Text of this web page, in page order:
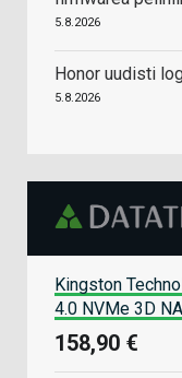
5.8.2026
Honor uudisti
5.8.2026
Kingston
4.0 NVMe 3D
158,90 €